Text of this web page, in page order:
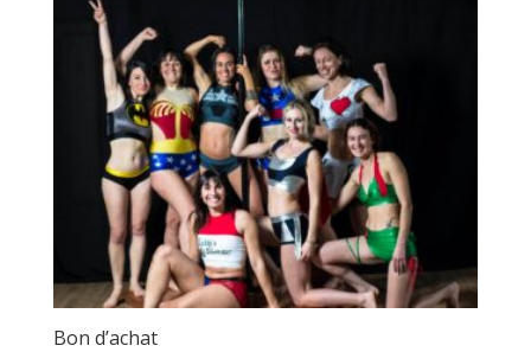
Bon d’achat